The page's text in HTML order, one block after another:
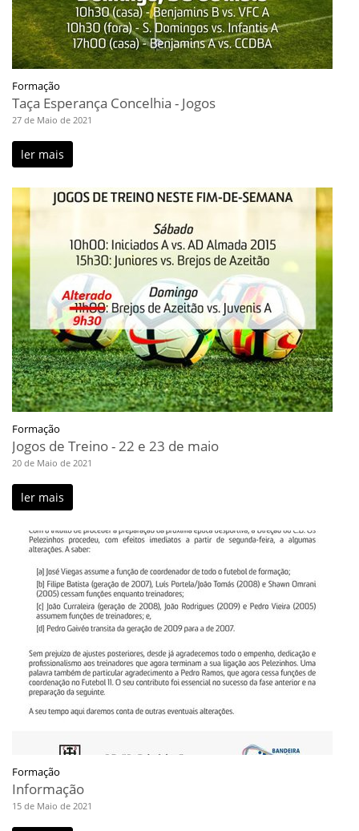
Formação
Taça Esperança Concelhia - Jogos
27 de Maio de 2021
ler mais
Formação
Jogos de Treino - 22 e 23 de maio
20 de Maio de 2021
ler mais
Formação
Informação
15 de Maio de 2021